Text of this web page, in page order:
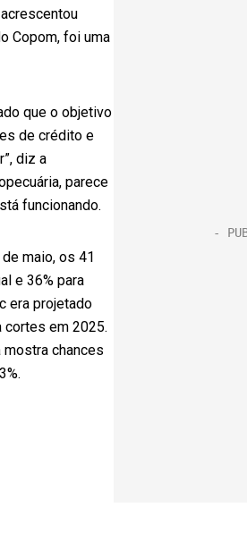
Copom, foi uma
que o objetivo
de crédito e
diz a
parece
funcionando.
maio, os 41
e 36% para
era projetado
cortes em 2025.
chances